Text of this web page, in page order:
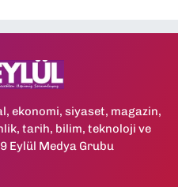
ekonomi, siyaset, magazin,
tarih, bilim, teknoloji ve
Eylül Medya Grubu